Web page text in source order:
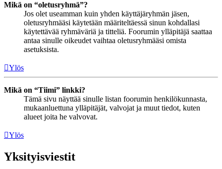
Mikä on “oletusryhmä”?
Jos olet useamman kuin yhden käyttäjäryhmän jäsen,
oletusryhmääsi käytetään määriteltäessä sinun kohdallasi
käytettävää ryhmäväriä ja titteliä. Foorumin ylläpitäjä saattaa
antaa sinulle oikeudet vaihtaa oletusryhmääsi omista
asetuksista.
Ylös
Mikä on “Tiimi” linkki?
Tämä sivu näyttää sinulle listan foorumin henkilökunnasta,
mukaanluettuna ylläpitäjät, valvojat ja muut tiedot, kuten
alueet joita he valvovat.
Ylös
Yksityisviestit